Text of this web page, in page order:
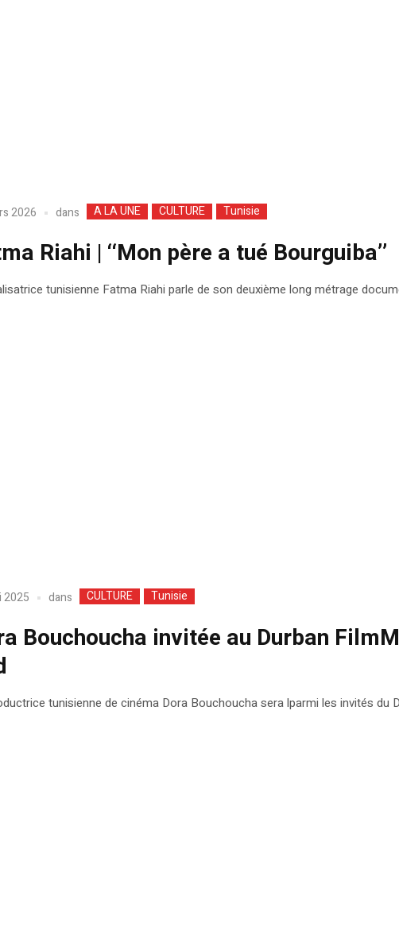
2026 dans A LA UNE CULTURE Tunisie
Riahi | ‘‘Mon père a tué Bourguiba’’
tunisienne Fatma Riahi parle de son deuxième long métrage
2025 dans CULTURE Tunisie
Bouchoucha invitée au Durban
tunisienne de cinéma Dora Bouchoucha sera lparmi les invités du